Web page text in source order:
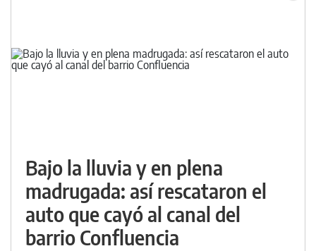
Bajo la lluvia y en plena
madrugada: así rescataron el
auto que cayó al canal del
barrio Confluencia